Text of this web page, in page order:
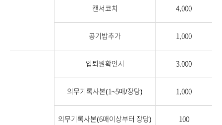
캔서코치 4,000
공기밥추가 1,000
입퇴원확인서 3,000
의무기록사본(1~5매/장당) 1,000
의무기록사본(6매이상부터 장당) 100